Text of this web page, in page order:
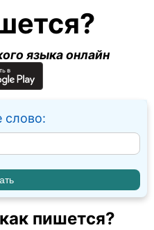
языка онлайн
слово:
пишется?